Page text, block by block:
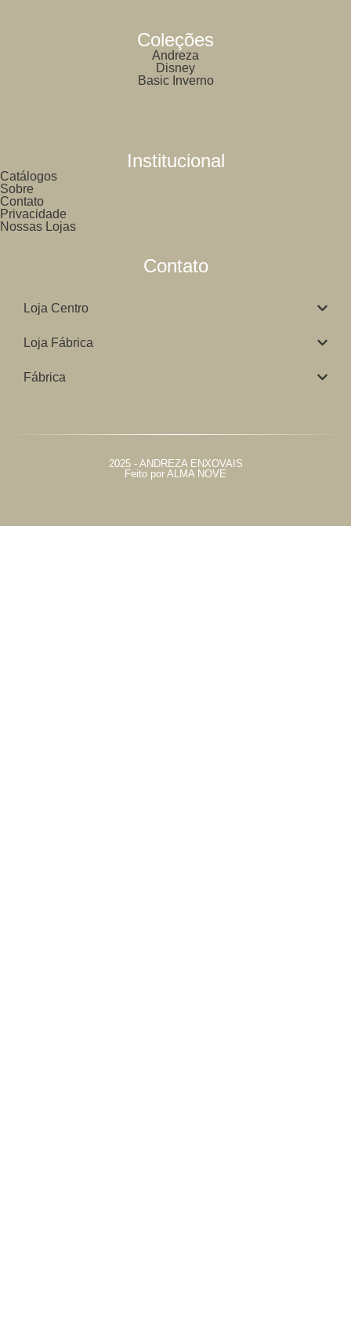
Coleções
Andreza
Disney
Basic Inverno
Institucional
Catálogos
Sobre
Contato
Privacidade
Nossas Lojas
Contato
Loja Centro
Loja Fábrica
Fábrica
2025 - ANDREZA ENXOVAIS
Feito por ALMA NOVE